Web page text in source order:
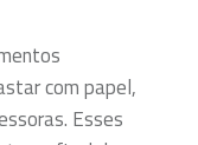
com papel,
Esses